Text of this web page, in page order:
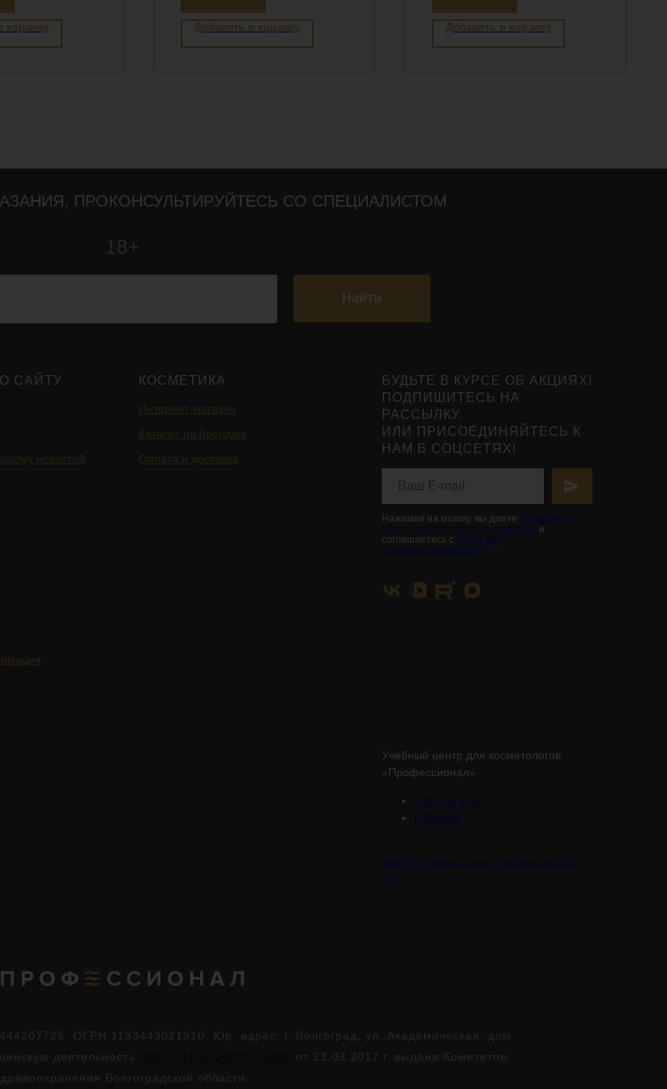
корзину Добавить в корзину Добавить в корзину
ПРОКОНСУЛЬТИРУЙТЕСЬ СО СПЕЦИАЛИСТОМ
18+
Найти
САЙТУ
новостей
КОСМЕТИКА
Интернет-магазин
Каталог по брендам
Оплата и доставка
БУДЬТЕ В КУРСЕ ОБ АКЦИЯХ!
ПОДПИШИТЕСЬ НА
РАССЫЛКУ,
ИЛИ ПРИСОЕДИНЯЙТЕСЬ К
НАМ В СОЦСЕТЯХ!
Нажимая на кнопку, вы даете согласие на
обработку персональных данных и
соглашаетесь с политикой
конфиденциальности
Учебный центр для косметологов
«Профессионал»
в Волгограде
в Москве
Доктор Саромыцкая - официальный
сайт
ОГРН 1133443021910. Юр. адрес: г. Волгоград, ул. Академическая, дом
деятельность
от 23.03.2017 г. выдана Комитетом
Волгоградской области.